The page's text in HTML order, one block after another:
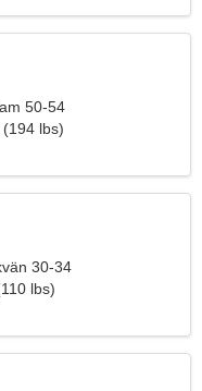
50-54
lbs)
30-34
lbs)